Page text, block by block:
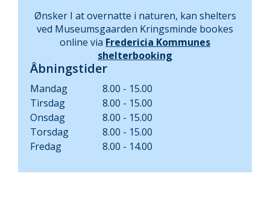
Ønsker I at overnatte i naturen, kan shelters
ved Museumsgaarden Kringsminde bookes
online via Fredericia Kommunes
shelterbooking
Åbningstider
Mandag
8.00 - 15.00
Tirsdag
8.00 - 15.00
Onsdag
8.00 - 15.00
Torsdag
8.00 - 15.00
Fredag
8.00 - 14.00